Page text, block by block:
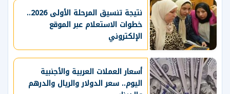
نتيجة تنسيق المرحلة الأولى 2026..
خطوات الاستعلام عبر الموقع
الإلكتروني
أسعار العملات العربية والأجنبية
اليوم.. سعر الدولار والريال والدرهم